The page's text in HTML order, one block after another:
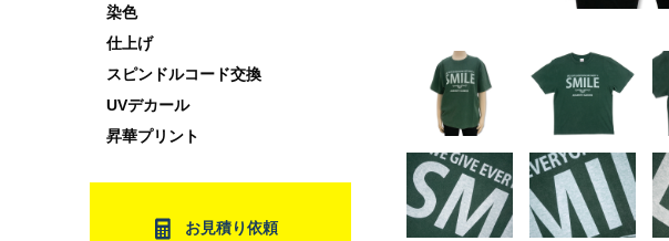
染色
仕上げ
スピンドルコード交換
UVデカール
昇華プリント
お見積り依頼